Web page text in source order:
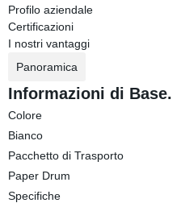
Profilo aziendale
Certificazioni
I nostri vantaggi
Panoramica
Informazioni di Base.
Colore
Bianco
Pacchetto di Trasporto
Paper Drum
Specifiche